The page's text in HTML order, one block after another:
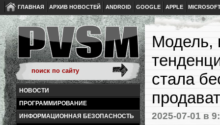
ГЛАВНАЯ АРХИВ НОВОСТЕЙ ANDROID GOOGLE APPLE
НОВОСТИ
ПРОГРАММИРОВАНИЕ
ИНФОРМАЦИОННАЯ БЕЗОПАСНОСТЬ
Модель,
стала
2025-07-01 в